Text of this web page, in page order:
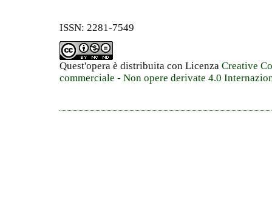
ISSN: 2281-7549
Quest'opera è distribuita con Licenza Creative
commerciale - Non opere derivate 4.0